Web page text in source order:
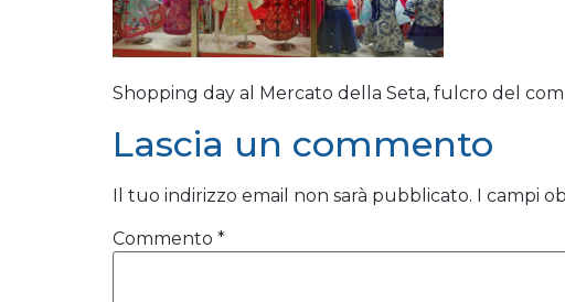
Shopping day al Mercato della Seta, fulcro del
Lascia un commento
Il tuo indirizzo email non sarà pubblicato. I campi
Commento *